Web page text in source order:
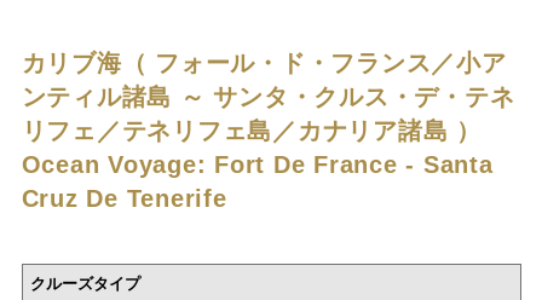
カリブ海（ フォール・ド・フランス／小ア
ンティル諸島 ～ サンタ・クルス・デ・テネ
リフェ／テネリフェ島／カナリア諸島 ）
Ocean Voyage: Fort De France - Santa
Cruz De Tenerife
クルーズタイプ